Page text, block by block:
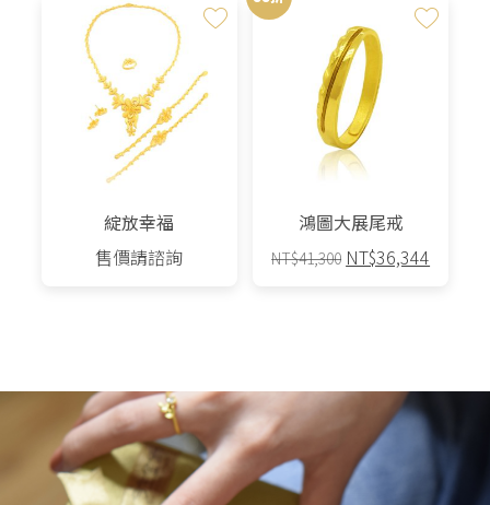
NT$101,300。NT$89,144。
綻放幸福
售價請諮詢
鴻圖大展尾戒
NT$41,300 原
NT$36,344